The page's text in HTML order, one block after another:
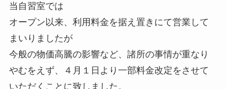
当自習室では
オープン以来、利用料金を据え置きにて営業して
まいりましたが
今般の物価高騰の影響など、諸所の事情が重なり
やむをえず、４月１日より一部料金改定をさせて
いただくことに致しました。